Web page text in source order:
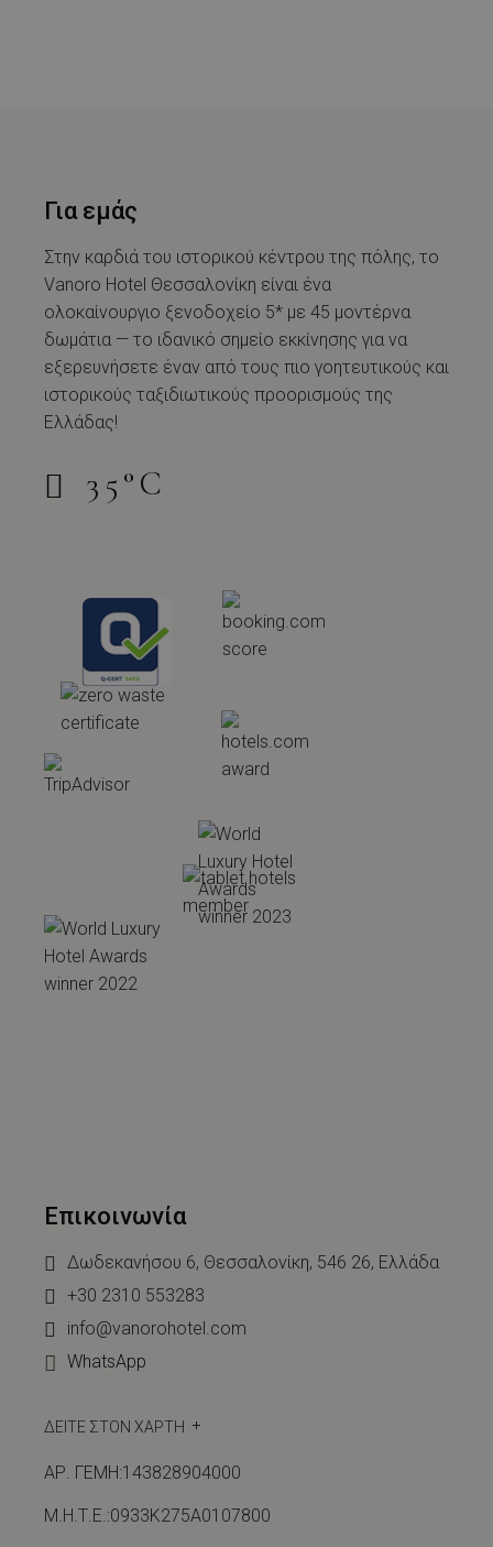
Για εμάς
Στην καρδιά του ιστορικού κέντρου της πόλης, το
Vanoro Hotel Θεσσαλονίκη είναι ένα
ολοκαίνουργιο ξενοδοχείο 5* με 45 μοντέρνα
δωμάτια — το ιδανικό σημείο εκκίνησης για να
εξερευνήσετε έναν από τους πιο γοητευτικούς και
ιστορικούς ταξιδιωτικούς προορισμούς της
Ελλάδας!
35°C
Επικοινωνία
Δωδεκανήσου 6, Θεσσαλονίκη, 546 26, Ελλάδα
+30 2310 553283
info@vanorohotel.com
WhatsApp
ΔΕΙΤΕ ΣΤΟΝ ΧΑΡΤΗ
ΑΡ. ΓΕΜΗ:143828904000
Μ.Η.Τ.Ε.:0933Κ275Α0107800